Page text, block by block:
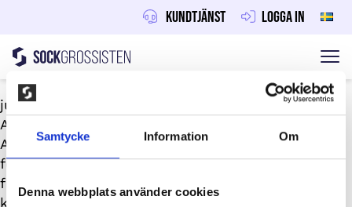
Samtycke Information Om
Denna webbplats använder cookies
Kundtjänst Logga in
Hoppa till innehåll
Sockgrossisten
juni 30, 2026
Av
Alla idrottslag kan sälja, oavsett sport och ålder –
fotbollslag, innebandylag, gymnastikgrupper och
fler. Utse en lagledare eller förälder (18+) som
kontaktperson som registrerar laget.